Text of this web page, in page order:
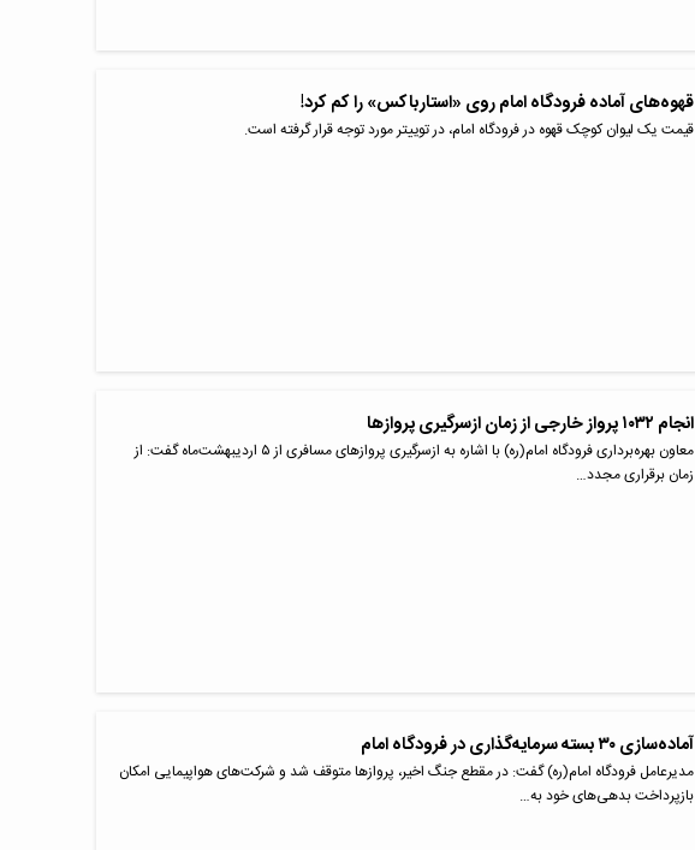
قهوه‌های آماده فرودگاه امام روی «استارباکس» را کم کرد!
قیمت یک لیوان کوچک قهوه در فرودگاه امام، در توییتر مورد توجه قرار گرفته است.
انجام ۱۰۳۲ پرواز خارجی از زمان ازسرگیری پروازها
معاون بهره‌برداری فرودگاه امام(ره) با اشاره به ازسرگیری پروازهای مسافری از ۵ اردیبهشت‌ماه گفت: از
زمان برقراری مجدد…
آماده‌سازی ۳۰ بسته سرمایه‌گذاری در فرودگاه امام
مدیرعامل فرودگاه امام(ره) گفت: در مقطع جنگ اخیر، پروازها متوقف شد و شرکت‌های هواپیمایی امکان
بازپرداخت بدهی‌های خود به…